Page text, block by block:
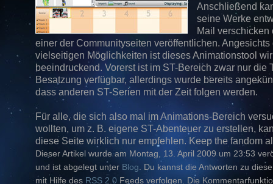
Anschließend
seine Werke
Mail verschicken
einer der Communityseiten veröffentlichen. Angesichts
vielseitigen Möglichkeiten ist dieses Animationstool
beeindruckend. Vorerst ist im ST-Bereich zwar nur die
Besatzung verfügbar, allerdings wurde bereits
dass anderen ST-Serien mit der Zeit folgen werden.
Für alle, die sich also mal im Animations-Bereich
wollten, um z. B. eigene ST-Abenteuer zu erstellen,
diese Seite wirklich nur empfehlen. Keep the fandom
Dieser Artikel wurde am Montag, 13. April 2009 um 23:53
und ist abgelegt unter Blog. Du kannst die Antworten zu
mit Hilfe des RSS 2.0 Feeds verfolgen. Die